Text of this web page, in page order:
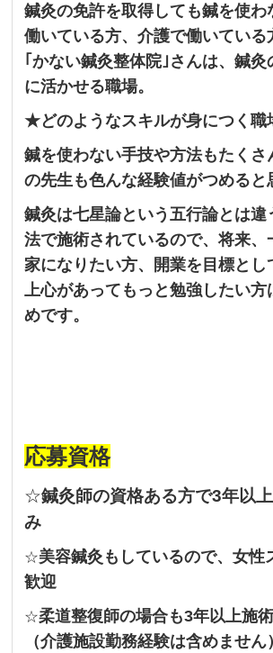
鍼灸の免許を取得しても鍼を使わ
働いている方、介護で働いている
｢かない鍼灸整体院｣さんは、鍼灸
に活かせる職場。
★どのようなスキルが身につく職
鍼を使わない手技や方法もたくさ
の先生も色んな経験値がつめると
鍼灸は七星論という五行論とは違
法で施術されているので、将来、
家になりたい方、開業を目標とし
上心があってもっと勉強したい
めです。
応募資格
☆鍼灸師の資格ある方で3年以
み
☆美容鍼灸もしているので、女性
歓迎
☆柔道整復師の場合も3年以上施
（介護施設勤務経験は含めません